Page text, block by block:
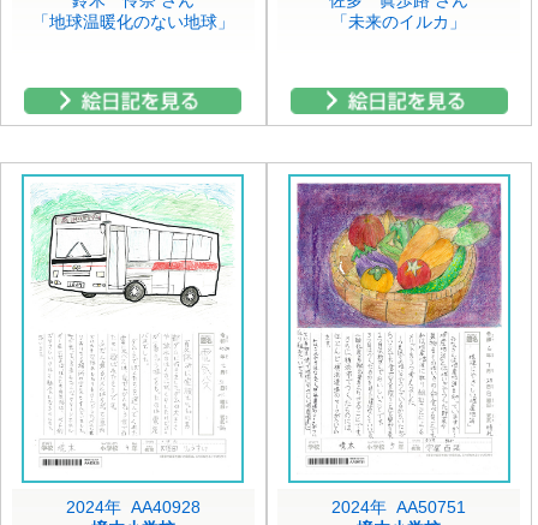
「地球温暖化のない地球」
「未来のイルカ」
2024年 AA40928
2024年 AA50751